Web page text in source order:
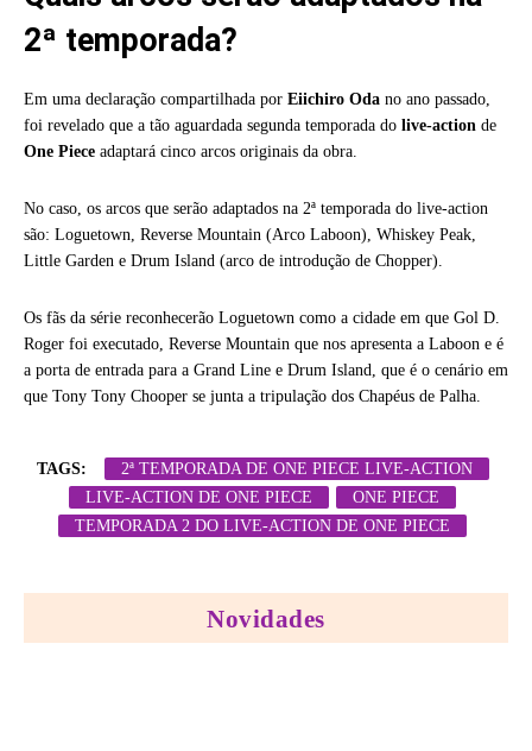
2ª temporada?
Em uma declaração compartilhada por Eiichiro Oda no ano passado,
foi revelado que a tão aguardada segunda temporada do live-action de
One Piece adaptará cinco arcos originais da obra.
No caso, os arcos que serão adaptados na 2ª temporada do live-action
são: Loguetown, Reverse Mountain (Arco Laboon), Whiskey Peak,
Little Garden e Drum Island (arco de introdução de Chopper).
Os fãs da série reconhecerão Loguetown como a cidade em que Gol D.
Roger foi executado, Reverse Mountain que nos apresenta a Laboon e é
a porta de entrada para a Grand Line e Drum Island, que é o cenário em
que Tony Tony Chooper se junta a tripulação dos Chapéus de Palha.
TAGS:
2ª TEMPORADA DE ONE PIECE LIVE-ACTION
LIVE-ACTION DE ONE PIECE
ONE PIECE
TEMPORADA 2 DO LIVE-ACTION DE ONE PIECE
Novidades